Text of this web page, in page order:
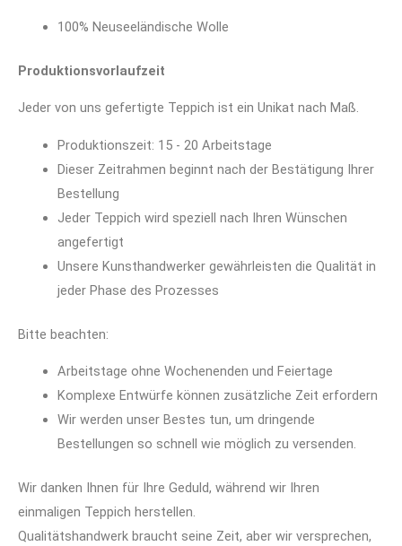
100% Neuseeländische Wolle
Produktionsvorlaufzeit
Jeder von uns gefertigte Teppich ist ein Unikat nach Maß.
Produktionszeit: 15 - 20 Arbeitstage
Dieser Zeitrahmen beginnt nach der Bestätigung Ihrer
Bestellung
Jeder Teppich wird speziell nach Ihren Wünschen
angefertigt
Unsere Kunsthandwerker gewährleisten die Qualität in
jeder Phase des Prozesses
Bitte beachten:
Arbeitstage ohne Wochenenden und Feiertage
Komplexe Entwürfe können zusätzliche Zeit erfordern
Wir werden unser Bestes tun, um dringende
Bestellungen so schnell wie möglich zu versenden.
Wir danken Ihnen für Ihre Geduld, während wir Ihren
einmaligen Teppich herstellen.
Qualitätshandwerk braucht seine Zeit, aber wir versprechen,